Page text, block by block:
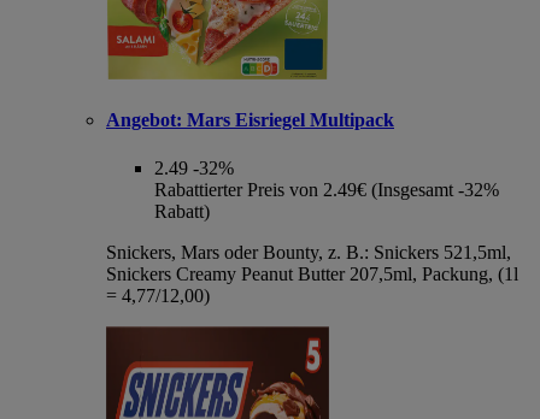
Angebot: Mars Eisriegel Multipack
2.49 -32%
Rabattierter Preis von 2.49€ (Insgesamt -32%
Rabatt)
Snickers, Mars oder Bounty, z. B.: Snickers 521,5ml,
Snickers Creamy Peanut Butter 207,5ml, Packung, (1l
= 4,77/12,00)